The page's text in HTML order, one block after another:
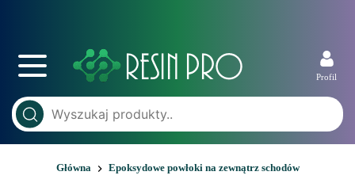
Profil
Główna Epoksydowe powłoki na zewnątrz schodów